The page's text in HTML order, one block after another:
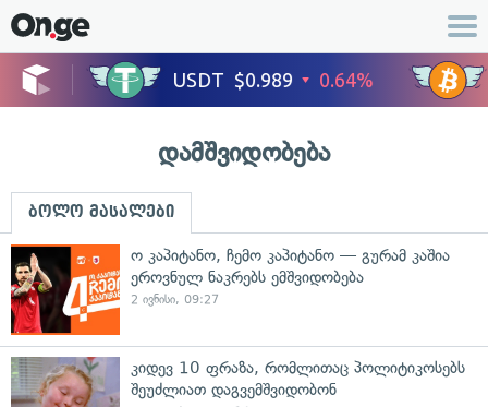
დამშვიდობება
ბოლო მასალები
ო კაპიტანო, ჩემო კაპიტანო — გურამ კაშია
ეროვნულ ნაკრებს ემშვიდობება
2 ივნისი, 09:27
კიდევ 10 ფრაზა, რომლითაც პოლიტიკოსებს
შეუძლიათ დაგვემშვიდობონ